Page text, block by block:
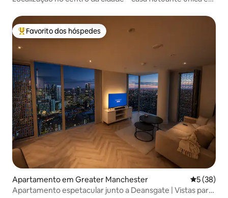
Favoritos dos hóspedes mais apreciados
Favorito dos hóspedes
Apartamento em Greater Manchester
5 (38)
Apartamento espetacular junto a Deansgate | Vistas para